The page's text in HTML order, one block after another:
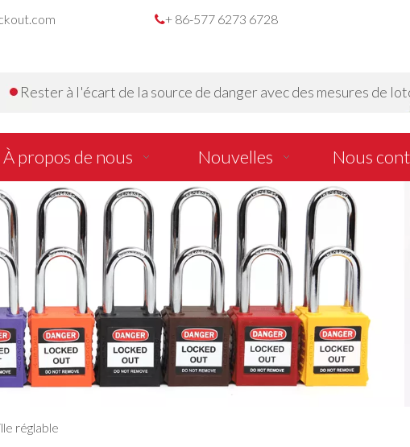
+ 86-577 6273 6728
Rester à l'écart de la source de danger avec des mesures de
À propos de nous Nouvelles Nous
réglable